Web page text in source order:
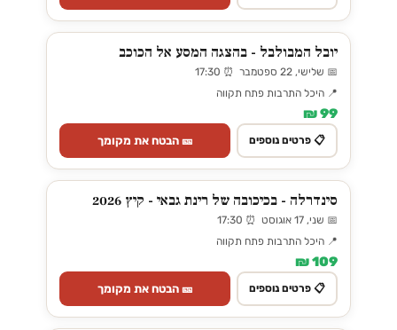
יובל המבולבל - בהצגה המסע אל הכוכב
📅 שלישי, 22 ספטמבר ⏰ 17:30
📍 היכל התרבות פתח תקווה
99 ₪
📋 פרטים נוספים 🎫 הבטח את מקומך
סינדרלה - בכיכובה של רינת גבאי - קיץ 2026
📅 שני, 17 אוגוסט ⏰ 17:30
📍 היכל התרבות פתח תקווה
109 ₪
📋 פרטים נוספים 🎫 הבטח את מקומך